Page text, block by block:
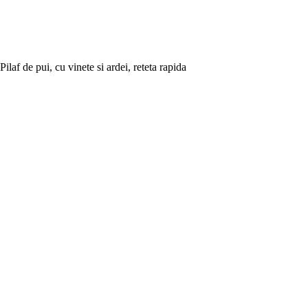
Pilaf de pui, cu vinete si ardei, reteta rapida